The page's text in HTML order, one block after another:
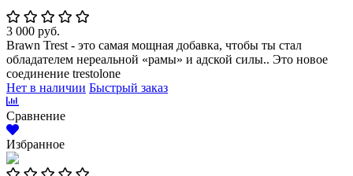
3 000 руб.
Brawn Trest - это самая мощная добавка, чтобы ты стал
обладателем нереальной «рамы» и адской силы.. Это новое
соединение trestolone
Нет в наличии Быстрый заказ
Сравнение
Избранное